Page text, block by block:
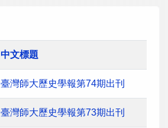
中文標題
臺灣師大歷史學報第74期出刊
臺灣師大歷史學報第73期出刊